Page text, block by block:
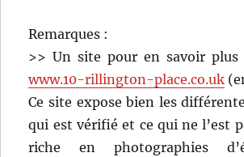
Remarques :
>> Un site pour en savoir plus
www.10-rillington-place.co.uk
Ce site expose bien les
qui est vérifié et ce qui ne l’est
riche en photographies